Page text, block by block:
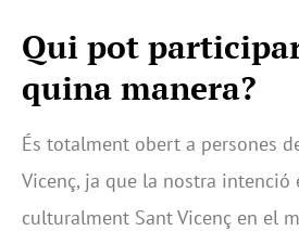
Qui pot
quina manera?
És totalment obert a persones
Vicenç, ja que la nostra intenció
culturalment Sant Vicenç en el